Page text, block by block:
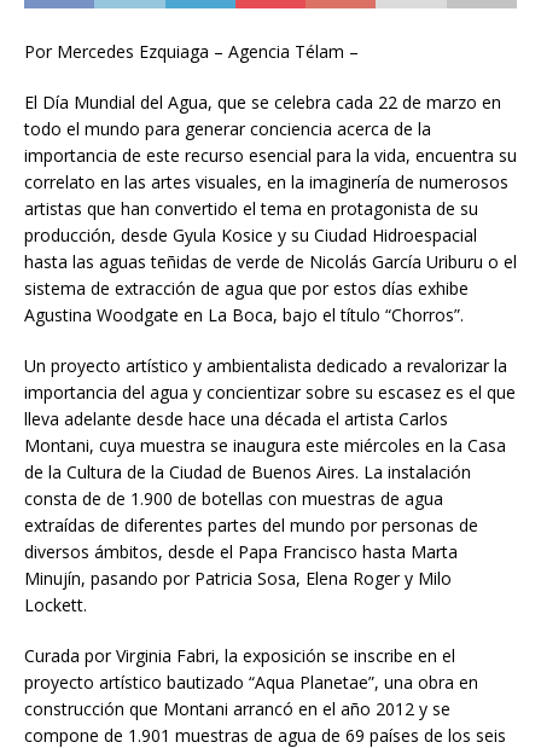
Por Mercedes Ezquiaga – Agencia Télam –
El Día Mundial del Agua, que se celebra cada 22 de marzo en
todo el mundo para generar conciencia acerca de la
importancia de este recurso esencial para la vida, encuentra su
correlato en las artes visuales, en la imaginería de numerosos
artistas que han convertido el tema en protagonista de su
producción, desde Gyula Kosice y su Ciudad Hidroespacial
hasta las aguas teñidas de verde de Nicolás García Uriburu o el
sistema de extracción de agua que por estos días exhibe
Agustina Woodgate en La Boca, bajo el título “Chorros”.
Un proyecto artístico y ambientalista dedicado a revalorizar la
importancia del agua y concientizar sobre su escasez es el que
lleva adelante desde hace una década el artista Carlos
Montani, cuya muestra se inaugura este miércoles en la Casa
de la Cultura de la Ciudad de Buenos Aires. La instalación
consta de de 1.900 de botellas con muestras de agua
extraídas de diferentes partes del mundo por personas de
diversos ámbitos, desde el Papa Francisco hasta Marta
Minujín, pasando por Patricia Sosa, Elena Roger y Milo
Lockett.
Curada por Virginia Fabri, la exposición se inscribe en el
proyecto artístico bautizado “Aqua Planetae”, una obra en
construcción que Montani arrancó en el año 2012 y se
compone de 1.901 muestras de agua de 69 países de los seis